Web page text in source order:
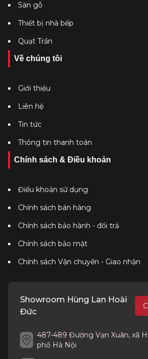
Sàn gỗ
Thiết bị nhà bếp
Quạt Trần
Về chúng tôi
Giới thiệu
Liên hệ
Tin tức
Thông tin thanh toán
Chính sách & Điều khoản
Điều khoản sử dụng
Chính sách bán hàng
Chính sách bảo hành - đổi trả
Chính sách bảo mật
Chính sách Vận chuyển - Giao nhận
Showroom Hùng Lan Hoài
Đức
487-489 Đường Vạn Xuân, xã
phố Hà Nội